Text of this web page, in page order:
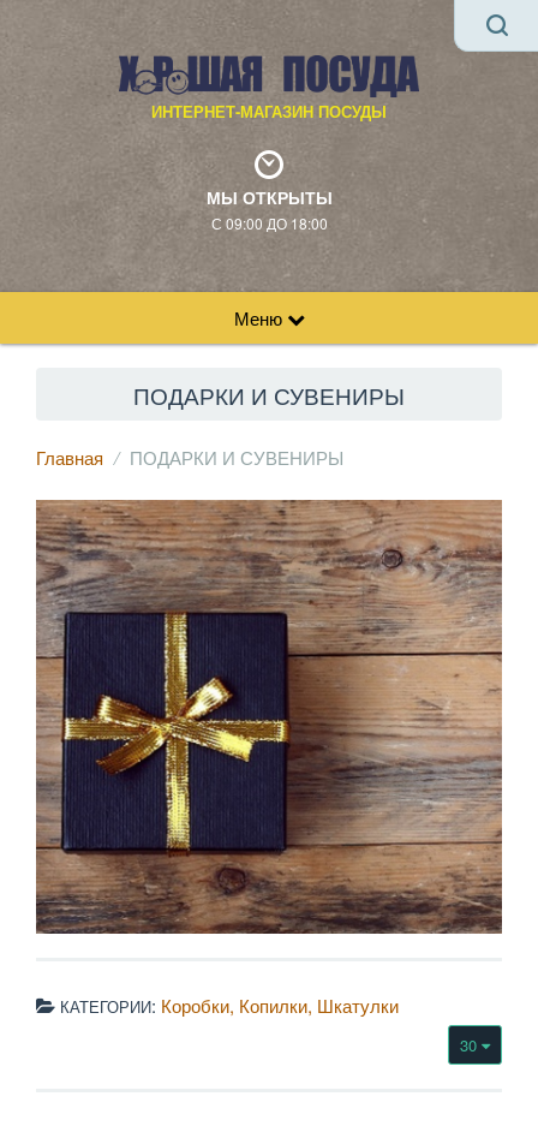
ИНТЕРНЕТ-МАГАЗИН ПОСУДЫ
МЫ ОТКРЫТЫ
С 09:00 ДО 18:00
Меню
ПОДАРКИ И СУВЕНИРЫ
Главная ПОДАРКИ И СУВЕНИРЫ
КАТЕГОРИИ: Коробки Копилки Шкатулки
30